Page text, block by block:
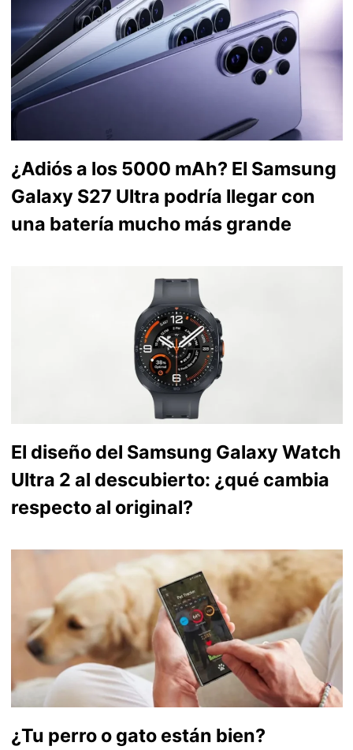
¿Adiós a los 5000 mAh? El Samsung
Galaxy S27 Ultra podría llegar con
una batería mucho más grande
El diseño del Samsung Galaxy Watch
Ultra 2 al descubierto: ¿qué cambia
respecto al original?
¿Tu perro o gato están bien?